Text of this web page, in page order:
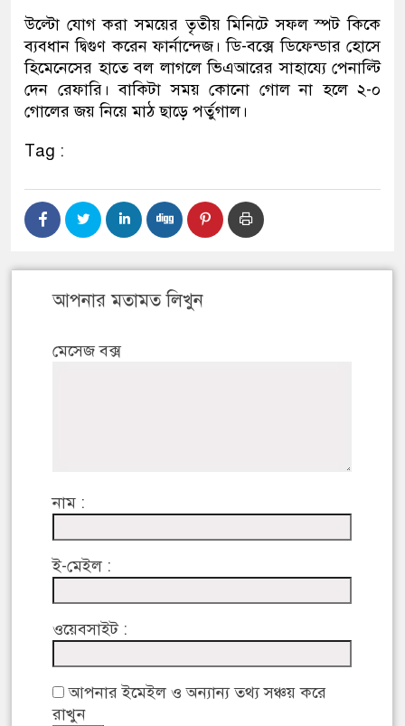
উল্টো যোগ করা সময়ের তৃতীয় মিনিটে সফল স্পট কিকে
ব্যবধান দ্বিগুণ করেন ফার্নান্দেজ। ডি-বক্সে ডিফেন্ডার হোসে
হিমেনেসের হাতে বল লাগলে ভিএআরের সাহায্যে পেনাল্টি
দেন রেফারি। বাকিটা সময় কোনো গোল না হলে ২-০
গোলের জয় নিয়ে মাঠ ছাড়ে পর্তুগাল।
Tag :
আপনার মতামত লিখুন
মেসেজ বক্স
নাম :
ই-মেইল :
ওয়েবসাইট :
আপনার ইমেইল ও অন্যান্য তথ্য সঞ্চয় করে
রাখুন